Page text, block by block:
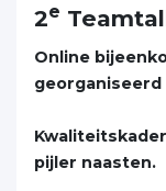
2e
Online
georganiseerd
pijler naasten.